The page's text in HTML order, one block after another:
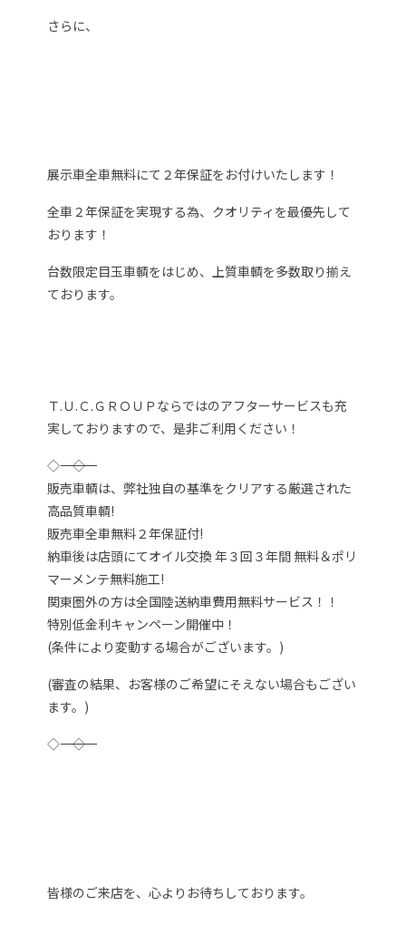
さらに、
展示車全車無料にて２年保証をお付けいたします！
全車２年保証を実現する為、クオリティを最優先して
おります！
台数限定目玉車輌をはじめ、上質車輌を多数取り揃え
ております。
Ｔ.Ｕ.Ｃ.ＧＲＯＵＰならではのアフターサービスも充
実しておりますので、是非ご利用ください！
◇―――――――――――――――――――――――――――――――◇
販売車輌は、弊社独自の基準をクリアする厳選された
高品質車輌!
販売車全車無料２年保証付!
納車後は店頭にてオイル交換 年３回３年間 無料＆ポリ
マーメンテ無料施工!
関東圏外の方は全国陸送納車費用無料サービス！！
特別低金利キャンペーン開催中！
(条件により変動する場合がございます。)
(審査の結果、お客様のご希望にそえない場合もござい
ます。)
◇―――――――――――――――――――――――――――――――◇
皆様のご来店を、心よりお待ちしております。